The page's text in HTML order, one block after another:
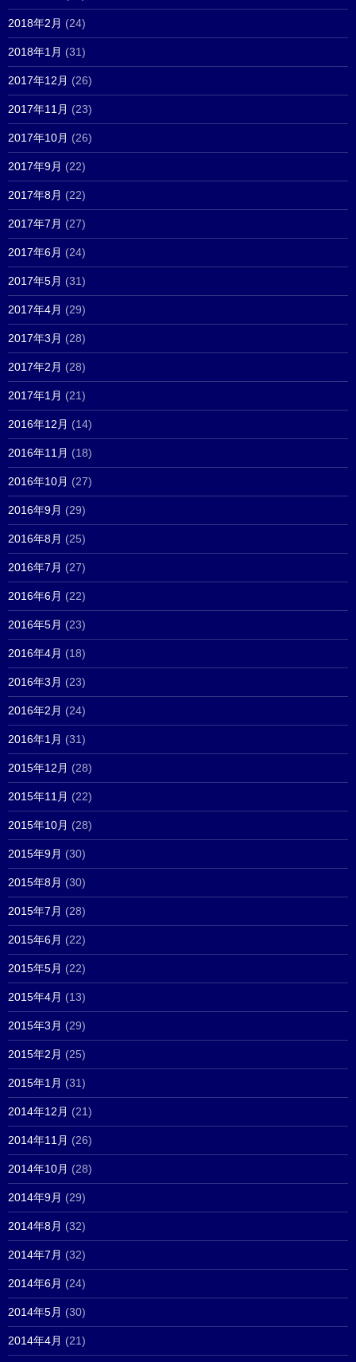
2018年2月 (24)
2018年1月 (31)
2017年12月 (26)
2017年11月 (23)
2017年10月 (26)
2017年9月 (22)
2017年8月 (22)
2017年7月 (27)
2017年6月 (24)
2017年5月 (31)
2017年4月 (29)
2017年3月 (28)
2017年2月 (28)
2017年1月 (21)
2016年12月 (14)
2016年11月 (18)
2016年10月 (27)
2016年9月 (29)
2016年8月 (25)
2016年7月 (27)
2016年6月 (22)
2016年5月 (23)
2016年4月 (18)
2016年3月 (23)
2016年2月 (24)
2016年1月 (31)
2015年12月 (28)
2015年11月 (22)
2015年10月 (28)
2015年9月 (30)
2015年8月 (30)
2015年7月 (28)
2015年6月 (22)
2015年5月 (22)
2015年4月 (13)
2015年3月 (29)
2015年2月 (25)
2015年1月 (31)
2014年12月 (21)
2014年11月 (26)
2014年10月 (28)
2014年9月 (29)
2014年8月 (32)
2014年7月 (32)
2014年6月 (24)
2014年5月 (30)
2014年4月 (21)